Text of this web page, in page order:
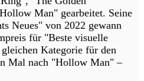
Man" gearbeitet. Seine
Neues" von 2022 gewann
für "Beste visuelle
Kategorie für den
Mal nach "Hollow Man" –